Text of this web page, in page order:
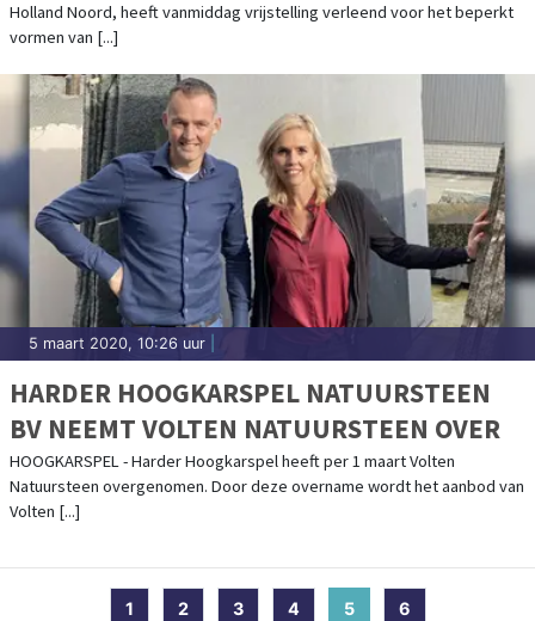
Holland Noord, heeft vanmiddag vrijstelling verleend voor het beperkt
vormen van [...]
5 maart 2020, 10:26 uur
HARDER HOOGKARSPEL NATUURSTEEN
BV NEEMT VOLTEN NATUURSTEEN OVER
HOOGKARSPEL - Harder Hoogkarspel heeft per 1 maart Volten
Natuursteen overgenomen. Door deze overname wordt het aanbod van
Volten [...]
1 2 3 4 5(current)
6